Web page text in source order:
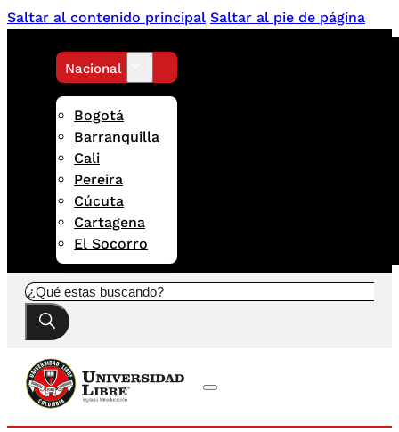
Saltar al contenido principal Saltar al pie de página
Nacional
Bogotá
Barranquilla
Cali
Pereira
Cúcuta
Cartagena
El Socorro
Buscar